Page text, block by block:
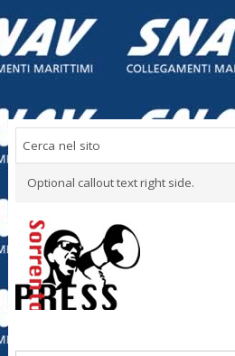
Optional callout text right side.